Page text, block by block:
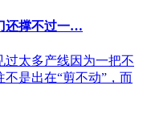
还撑不过一…
过太多产线因为一把不
是出在“剪不动”，而